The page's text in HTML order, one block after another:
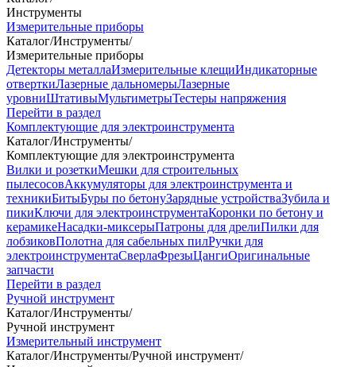
Инструменты
Измерительные приборы
Каталог/Инструменты/
Измерительные приборы
Детекторы металлаИзмерительные клещиИндикаторные
отверткиЛазерные дальномерыЛазерные
уровниШтативыМультиметрыТестеры напряжения
Перейти в раздел
Комплектующие для электроинструмента
Каталог/Инструменты/
Комплектующие для электроинструмента
Вилки и розеткиМешки для строительных
пылесосовАккумуляторы для электроинструмента и
техникиБитыБуры по бетонуЗарядные устройстваЗубила и
пикиКлючи для электроинструментаКоронки по бетону и
керамикеНасадки-миксерыПатроны для дрелиПилки для
лобзиковПолотна для сабельных пилРучки для
электроинструментаСверлаФрезыЦангиОригинальные
запчасти
Перейти в раздел
Ручной инструмент
Каталог/Инструменты/
Ручной инструмент
Измерительный инструмент
Каталог/Инструменты/Ручной инструмент/